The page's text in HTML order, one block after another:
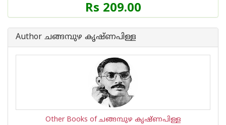
Rs 209.00
Author ചങ്ങമ്പുഴ കൃഷ്ണപിള്ള
Other Books of ചങ്ങമ്പുഴ കൃഷ്ണപിള്ള